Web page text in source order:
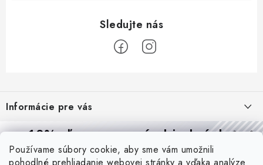
Používame súbory cookie, aby sme vám umožnili
p
ä
Informácie pre vás
Reklamácie a formulár na odstúpenie od zmluvy
Obchodné podmienky
10% zľavana prvú objednávku
Prihláste sa azískajtezľavu aj praktické tipy,vďaka ktorým